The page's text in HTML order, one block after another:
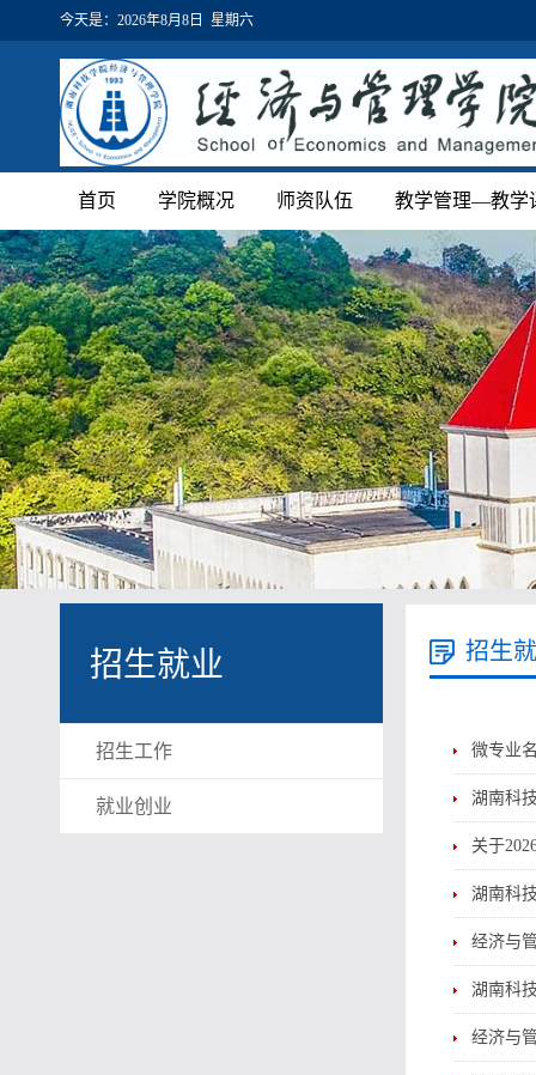
今天是： 2026年8月8日 星期六
首页 学院概况 师资队伍 教学管理—教学
招生就业
招生工作
就业创业
招生
微专业
湖南科
关于
湖南科
经济与
湖南科
经济与